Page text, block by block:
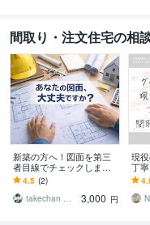
間取り・注文住宅の相
新築の方へ！図面を第三
者目線でチェックします
大切なマイホームに向け
て、図面の不安・後悔を
無くします！
4.5 (2)
takechan 一級建築士
3,000 円
現
丁
し
築
面